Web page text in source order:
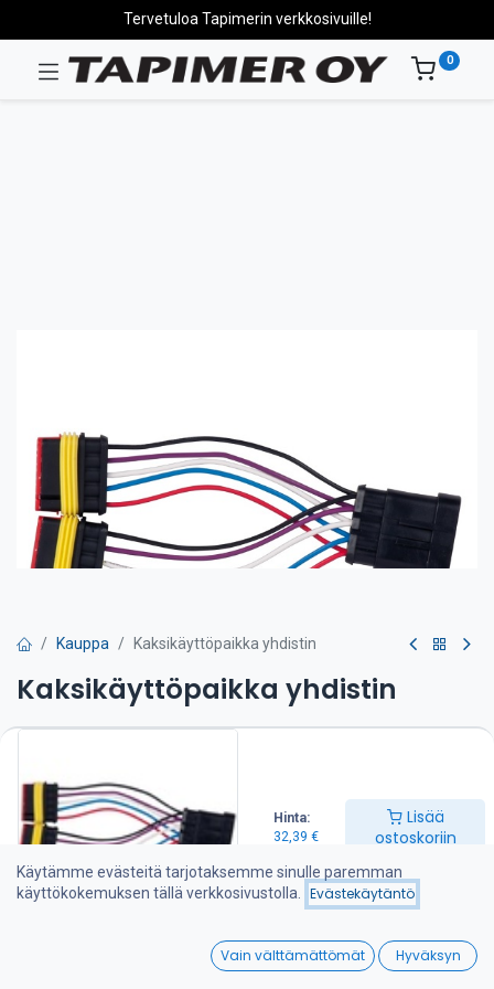
Hinta:
32,39 €
Lisää
ostoskoriin
Wishlist
Tervetuloa Tapimerin verkkosivuille!
0
Kauppa Kaksikäyttöpaikka yhdistin
Kaksikäyttöpaikka yhdistin
32,39
Lisää ostoskoriin
Lisää toivelistalle
Käytämme evästeitä tarjotaksemme sinulle paremman
käyttökokemuksen tällä verkkosivustolla.
Evästekäytäntö
Vain välttämättömät Hyväksyn